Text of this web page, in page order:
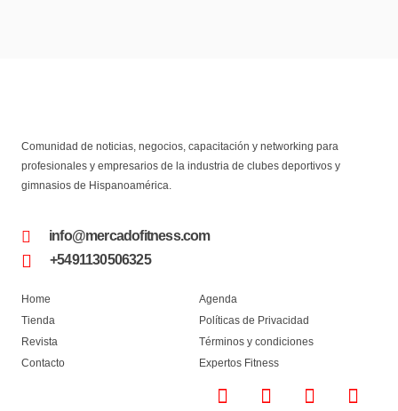
Comunidad de noticias, negocios, capacitación y networking para
profesionales y empresarios de la industria de clubes deportivos y
gimnasios de Hispanoamérica.
info@mercadofitness.com
+5491130506325
Home
Tienda
Revista
Contacto
Agenda
Políticas de Privacidad
Términos y condiciones
Expertos Fitness